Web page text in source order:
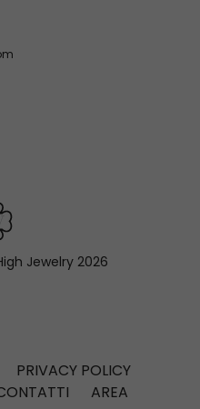
Jewelry 2026
PRIVACY POLICY
AREA